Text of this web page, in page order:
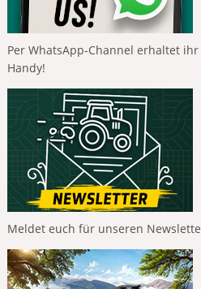
Per WhatsApp-Channel erhaltet
Handy!
Meldet euch für unseren